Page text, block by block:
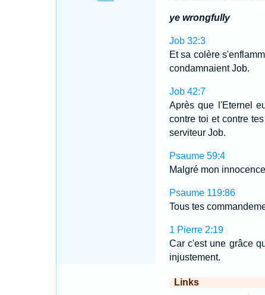
ye wrongfully
Job 32:3
Et sa colère
condamnaient Job.
Job 42:7
Après que l'Eternel
contre toi et contre
serviteur Job.
Psaume 59:4
Malgré mon
Psaume 119:86
Tous tes
1 Pierre 2:19
Car c'est une grâce
injustement.
Links